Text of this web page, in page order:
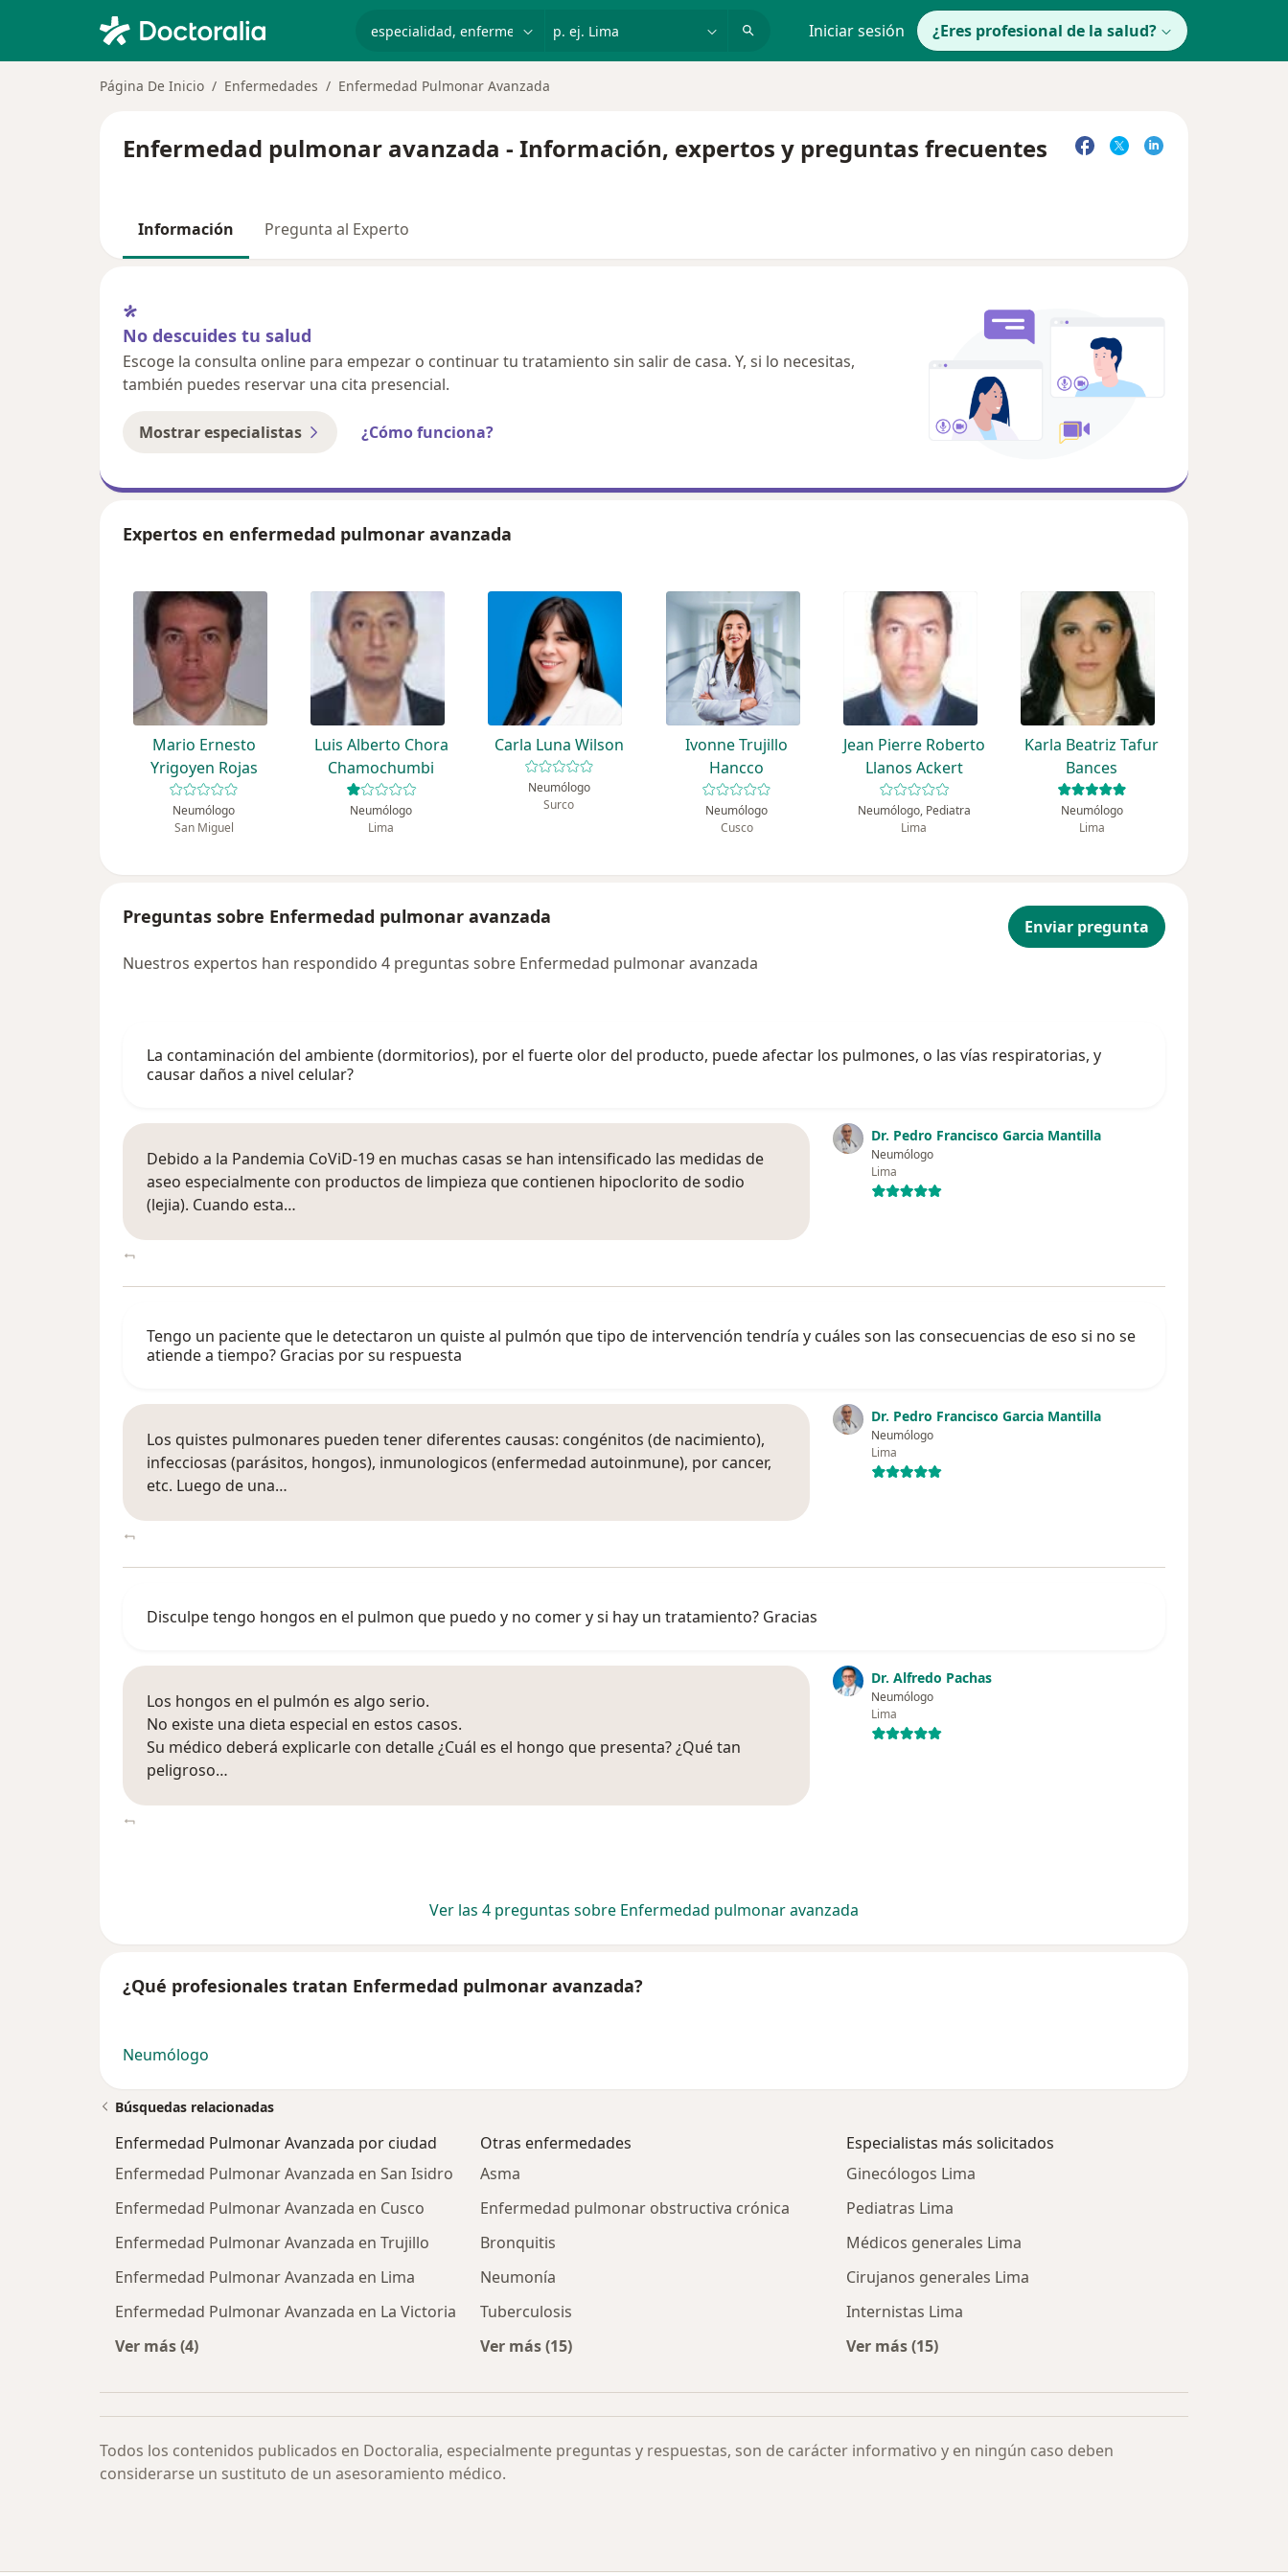
Iniciar sesión ¿Eres profesional de la salud?
Página De Inicio Enfermedades Enfermedad Pulmonar Avanzada
Enfermedad pulmonar avanzada - Información, expertos y preguntas frecuentes
Información Pregunta al Experto
No descuides tu salud
Escoge la consulta online para empezar o continuar tu tratamiento sin salir de casa. Y, si lo necesitas,
también puedes reservar una cita presencial.
Mostrar especialistas ¿Cómo funciona?
Expertos en enfermedad pulmonar avanzada
Mario Ernesto
Yrigoyen Rojas
Neumólogo
San Miguel
Luis Alberto Chora
Chamochumbi
Neumólogo
Lima
Carla Luna Wilson
Neumólogo
Surco
Ivonne Trujillo
Hancco
Neumólogo
Cusco
Jean Pierre Roberto
Llanos Ackert
Neumólogo, Pediatra
Lima
Karla Beatriz Tafur
Bances
Neumólogo
Lima
Preguntas sobre Enfermedad pulmonar avanzada
Enviar pregunta
Nuestros expertos han respondido 4 preguntas sobre Enfermedad pulmonar avanzada
La contaminación del ambiente (dormitorios), por el fuerte olor del producto, puede afectar los pulmones, o las vías respiratorias, y
causar daños a nivel celular?
Dr. Pedro Francisco Garcia Mantilla
Neumólogo
Lima
Debido a la Pandemia CoViD-19 en muchas casas se han intensificado las medidas de
aseo especialmente con productos de limpieza que contienen hipoclorito de sodio
(lejia). Cuando esta…
Tengo un paciente que le detectaron un quiste al pulmón que tipo de intervención tendría y cuáles son las consecuencias de eso si no se
atiende a tiempo? Gracias por su respuesta
Dr. Pedro Francisco Garcia Mantilla
Neumólogo
Lima
Los quistes pulmonares pueden tener diferentes causas: congénitos (de nacimiento),
infecciosas (parásitos, hongos), inmunologicos (enfermedad autoinmune), por cancer,
etc. Luego de una…
Disculpe tengo hongos en el pulmon que puedo y no comer y si hay un tratamiento? Gracias
Dr. Alfredo Pachas
Neumólogo
Lima
Los hongos en el pulmón es algo serio.
No existe una dieta especial en estos casos.
Su médico deberá explicarle con detalle ¿Cuál es el hongo que presenta? ¿Qué tan
peligroso…
Ver las 4 preguntas sobre Enfermedad pulmonar avanzada
¿Qué profesionales tratan Enfermedad pulmonar avanzada?
Neumólogo
Búsquedas relacionadas
Enfermedad Pulmonar Avanzada por ciudad
Enfermedad Pulmonar Avanzada en San Isidro
Enfermedad Pulmonar Avanzada en Cusco
Enfermedad Pulmonar Avanzada en Trujillo
Enfermedad Pulmonar Avanzada en Lima
Enfermedad Pulmonar Avanzada en La Victoria
Ver más (4)
Otras enfermedades
Asma
Enfermedad pulmonar obstructiva crónica
Bronquitis
Neumonía
Tuberculosis
Ver más (15)
Especialistas más solicitados
Ginecólogos Lima
Pediatras Lima
Médicos generales Lima
Cirujanos generales Lima
Internistas Lima
Ver más (15)
Todos los contenidos publicados en Doctoralia, especialmente preguntas y respuestas, son de carácter informativo y en ningún caso deben
considerarse un sustituto de un asesoramiento médico.